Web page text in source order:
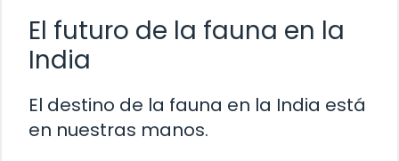
El futuro de la fauna en la
India
El destino de la fauna en la India está
en nuestras manos.